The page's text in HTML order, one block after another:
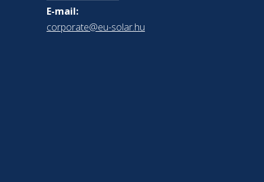
E-mail:
corporate@eu-solar.hu